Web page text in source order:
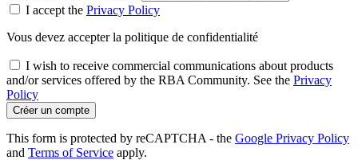
I accept the Privacy Policy
Vous devez accepter la politique de confidentialité
I wish to receive commercial communications about products
and/or services offered by the RBA Community. See the Privacy
Policy
Créer un compte
This form is protected by reCAPTCHA - the Google Privacy Policy
and Terms of Service apply.